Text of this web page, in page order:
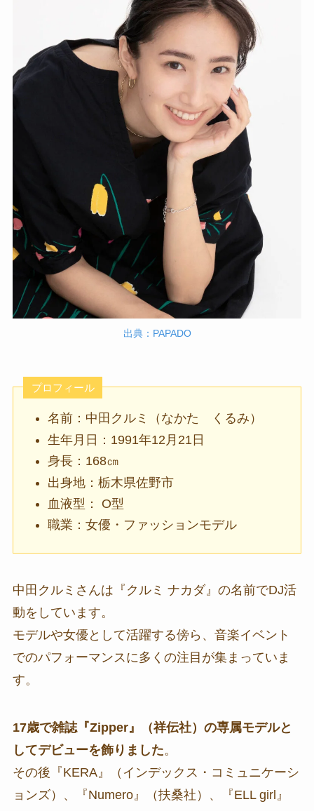
出典：PAPADO
プロフィール
名前：中田クルミ（なかた くるみ）
生年月日：1991年12月21日
身長：168㎝
出身地：栃木県佐野市
血液型： O型
職業：女優・ファッションモデル
中田クルミさんは『クルミ ナカダ』の名前でDJ活
動をしています。
モデルや女優として活躍する傍ら、音楽イベント
でのパフォーマンスに多くの注目が集まっていま
す。
17歳で雑誌『Zipper』（祥伝社）の専属モデルと
してデビューを飾りました。
その後『KERA』（インデックス・コミュニケーシ
ョンズ）、『Numero』（扶桑社）、『ELL girl』